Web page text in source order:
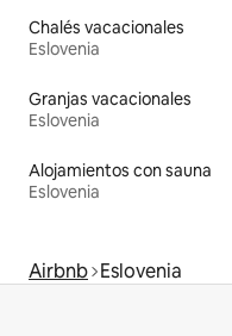
Chalés vacacionales
Eslovenia
Granjas vacacionales
Eslovenia
Alojamientos con sauna
Eslovenia
Airbnb Eslovenia